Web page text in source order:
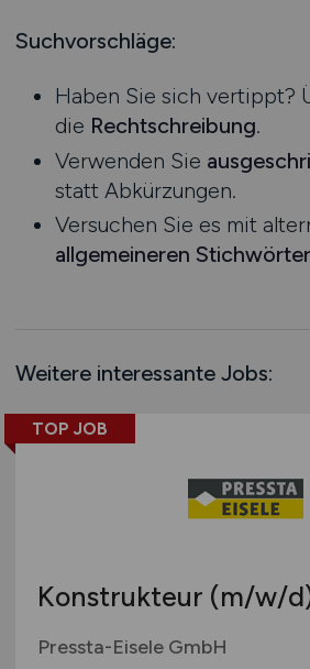
Technik
Agrarwirtschaft / Landwirschaft
Anlagenbau
Audiotechnik
Automatisierungstechnik
Automotive
Praktikum
Niedersachsen
Rheinland-Pfalz
Saarland
Sachsen
Sachsen-Anhalt
Schleswig-Holstein
Thüringen
Europa
International
Suchvorschläge:
Haben Sie sich vertippt?
die Rechtschreibung.
Verwenden Sie
statt Abkürzungen.
Versuchen Sie es mit
allgemeineren
Weitere interessante Jobs:
TOP JOB
Konstrukteur (m/w/
Pressta-Eisele GmbH